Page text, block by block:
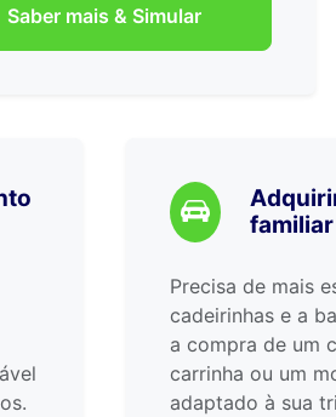
Saber mais & Simular
familiar
Precisa de mais
cadeirinhas e a
a compra de um
carrinha ou um
adaptado à sua